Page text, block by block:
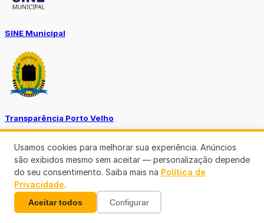
SINE Municipal
Transparência Porto Velho
SEMUSA
Usamos cookies para melhorar sua experiência. Anúncios
são exibidos mesmo sem aceitar — personalização depende
do seu consentimento. Saiba mais na Política de
Privacidade.
Aceitar todos Configurar